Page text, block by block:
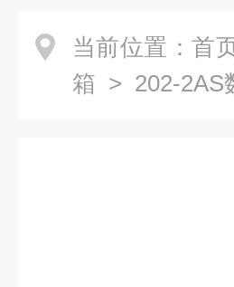
当前位置： 首
箱 > 202-2AS